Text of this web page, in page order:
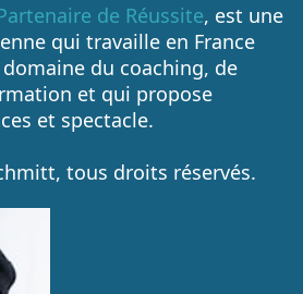
de Réussite, est une
qui travaille en France
du coaching, de
et qui propose
et spectacle.
tous droits réservés.